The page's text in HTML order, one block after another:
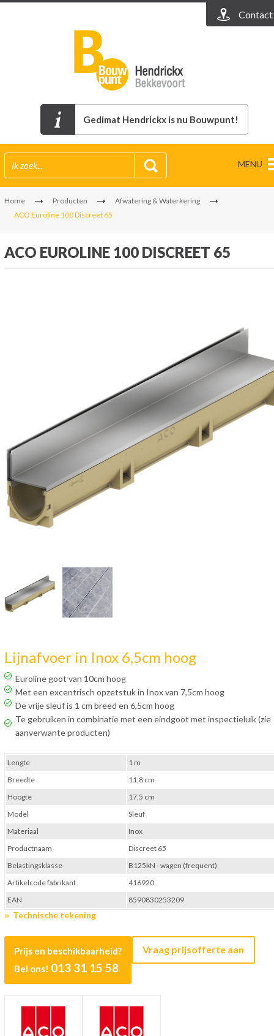
Contact
Gedimat Hendrickx is nu Bouwpunt!
MENU
Home Producten
Afwatering & Waterkering
ACO Euroline 100 Discreet 65
ACO EUROLINE 100 DISCREET 65
Lijnafvoer in Inox 6,5cm hoog
Euroline goot van 10cm hoog
Met een excentrisch opzetstuk in Inox van 7,5cm hoog
De vrije sleuf is 1 cm breed en 6,5cm hoog
Te gebruiken in combinatie met een eindgoot met inspectieluik (zie
aanverwante producten)
Technische tekening
Prijs en beschikbaarheid?
Bel ons! 013 31 15 58
Vraag prijsofferte aan
Lengte
1 m
Breedte
11,8 cm
Hoogte
17,5 cm
Model
Sleuf
Materiaal
Inox
Productnaam
Discreet 65
Belastingsklasse
B125kN - wagen (frequent)
Artikelcode fabrikant
416920
EAN
8590830253209